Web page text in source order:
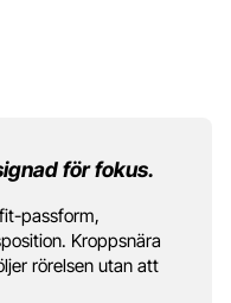
för fokus.
passform,
Kroppsnära
rörelsen utan att